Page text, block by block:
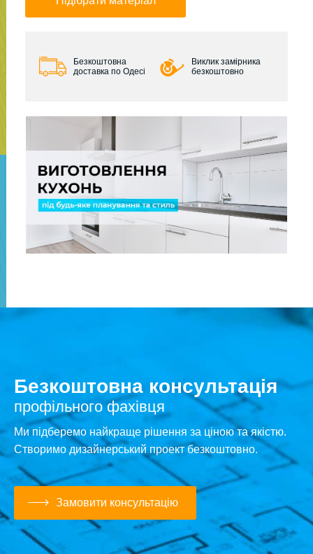
Безкоштовна
доставка по Одесі
Виклик замірника
безкоштовно
Безкоштовна консультація
профільного фахівця
Ми підберемо найкраще рішення за ціною та якістю.
Створимо дизайнерський проект безкоштовно.
Замовити консультацію